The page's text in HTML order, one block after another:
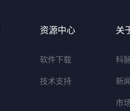
资源中心
软件下载
技术支持
关
科
新
市